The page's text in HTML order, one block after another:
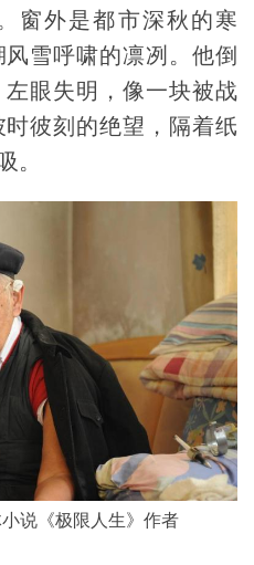
窗外是都市深秋的寒
雪呼啸的凛冽。他倒
眼失明，像一块被战
彼刻的绝望，隔着纸
。
说《极限人生》作者